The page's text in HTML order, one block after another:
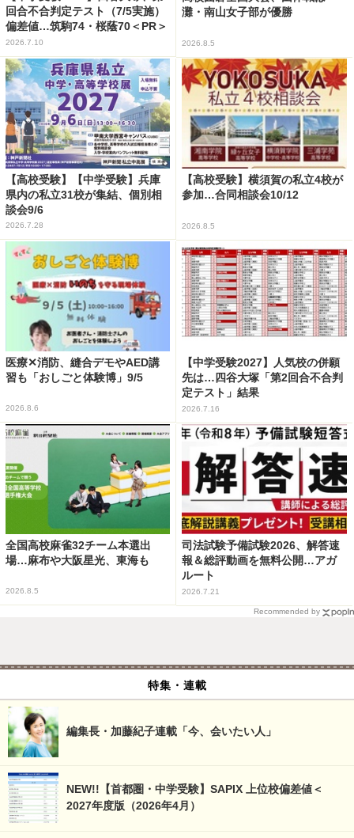
回合不合判定テスト（7/5実施）
偏差値…筑駒74・桜蔭70＜PR＞
2026.7.10
灘・南山女子部が優勝
2026.8.5
【高校受験】【中学受験】兵庫
県内の私立31校が集結、個別相
談会9/6
2026.7.28
【高校受験】横須賀の私立4校が
参加…合同相談会10/12
2026.8.5
医療✕消防、縫合デモやAED講
習も「おしごと体験博」9/5
2026.8.6
【中学受験2027】人気校の併願
先は…四谷大塚「第2回合不合判
定テスト」結果
2026.7.16
全国高校麻雀32チーム本選出
場…麻布や大阪星光、東海も
2026.8.5
司法試験予備試験2026、解答速
報＆総評動画を無料公開…アガ
ルート
2026.7.21
Recommended by
特集・連載
編集長・加藤紀子連載「今、会いたい人」
NEW!!【首都圏・中学受験】SAPIX 上位校偏差値＜
2027年度版（2026年4月）